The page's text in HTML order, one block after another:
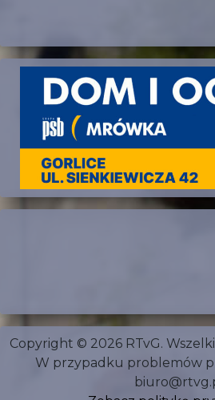
Copyright © 2026 RTvG.
W przypadku problemów